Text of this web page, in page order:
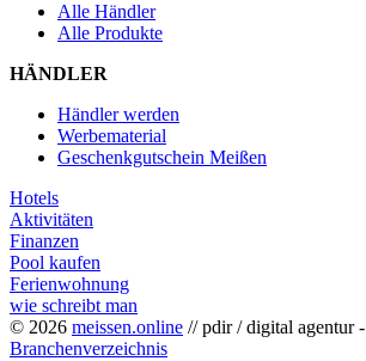
Alle Händler
Alle Produkte
HÄNDLER
Händler werden
Werbematerial
Geschenkgutschein Meißen
Hotels
Aktivitäten
Finanzen
Pool kaufen
Ferienwohnung
wie schreibt man
© 2026 meissen.online // pdir / digital agentur -
Branchenverzeichnis